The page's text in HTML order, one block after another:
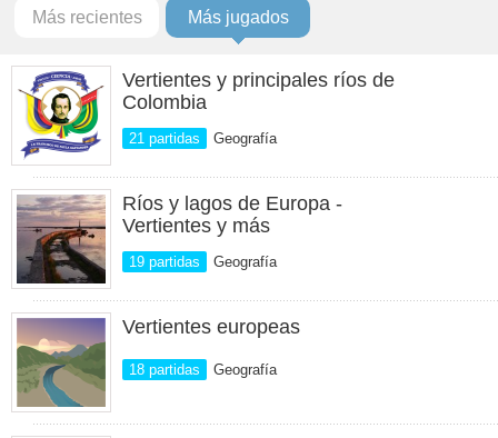
Más recientes Más jugados
Vertientes y principales ríos de
Colombia
21 partidas Geografía
Ríos y lagos de Europa -
Vertientes y más
19 partidas Geografía
Vertientes europeas
18 partidas Geografía